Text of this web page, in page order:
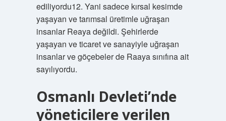
ediliyordu12. Yani sadece kırsal kesimde
yaşayan ve tarımsal üretimle uğraşan
insanlar Reaya değildi. Şehirlerde
yaşayan ve ticaret ve sanayiyle uğraşan
insanlar ve göçebeler de Raaya sınıfına ait
sayılıyordu.
Osmanlı Devleti’nde
yöneticilere verilen